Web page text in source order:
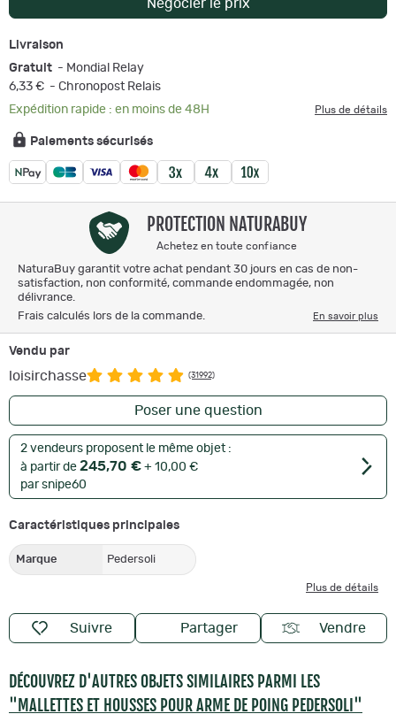
Négocier le prix
Livraison
Gratuit - Mondial Relay
6,33 € - Chronopost Relais
Expédition rapide : en moins de 48H
Plus de détails
Paiements sécurisés
PROTECTION NATURABUY
Achetez en toute confiance
NaturaBuy garantit votre achat pendant 30 jours en cas de non-
satisfaction, non conformité, commande endommagée, non
délivrance.
Frais calculés lors de la commande.
En savoir plus
Vendu par
loisirchasse (31992)
Poser une question
2 vendeurs proposent le même objet :
à partir de 245,70 € + 10,00 €
par snipe60
Caractéristiques principales
Marque Pedersoli
Plus de détails
Suivre Partager Vendre
DÉCOUVREZ D'AUTRES OBJETS SIMILAIRES PARMI LES
"MALLETTES ET HOUSSES POUR ARME DE POING PEDERSOLI"